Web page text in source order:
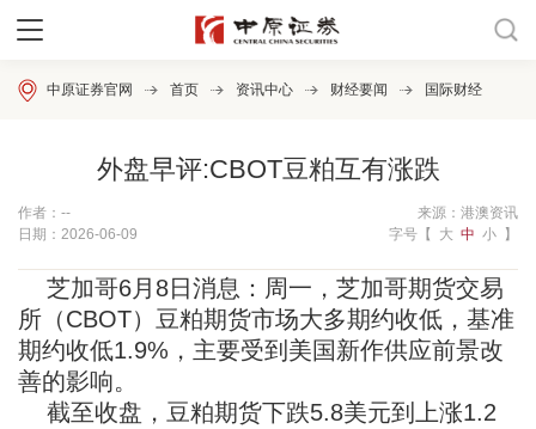
中原证券官网 首页 资讯中心 财经要闻 国际财经
外盘早评:CBOT豆粕互有涨跌
作者：--
来源：港澳资讯
日期：2026-06-09
字号【 大 中 小 】
芝加哥6月8日消息：周一，芝加哥期货交易
所（CBOT）豆粕期货市场大多期约收低，基准
期约收低1.9%，主要受到美国新作供应前景改
善的影响。
截至收盘，豆粕期货下跌5.8美元到上涨1.2